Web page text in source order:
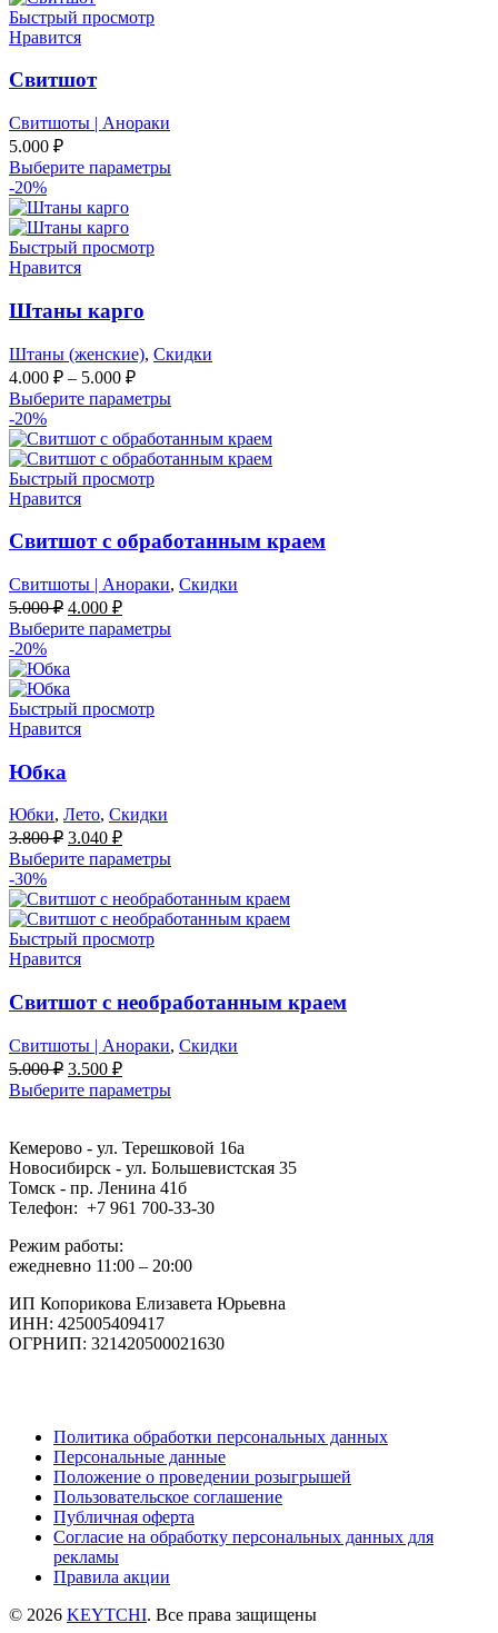
Быстрый просмотр
Нравится
Свитшот
Свитшоты | Анораки
5.000 ₽
Выберите параметры
-20%
Быстрый просмотр
Нравится
Штаны карго
Штаны (женские), Скидки
4.000 ₽ – 5.000 ₽
Выберите параметры
-20%
Быстрый просмотр
Нравится
Свитшот с обработанным краем
Свитшоты | Анораки, Скидки
5.000₽ Первоначальная
цена
составляла
5.000 ₽.
4.000 ₽Текущая
цена:
Выберите параметры
-20%
Быстрый просмотр
Нравится
Юбка
Юбки, Лето, Скидки
3.800₽ Первоначальная
цена
составляла
3.800 ₽.
3.040 ₽Текущая
цена:
Выберите параметры
-30%
Быстрый просмотр
Нравится
Свитшот с необработанным краем
Свитшоты | Анораки, Скидки
5.000₽ Первоначальная
цена
составляла
3.500 ₽Текущая
цена:
Выберите параметры
Кемерово - ул. Терешковой 16а
Новосибирск - ул. Большевистская 35
Томск - пр. Ленина 41б
Телефон: +7 961 700-33-30
Режим работы:
ежедневно 11:00 – 20:00
ИП Копорикова Елизавета Юрьевна
ИНН: 425005409417
ОГРНИП: 321420500021630
Политика обработки персональных данных
Персональные данные
Положение о проведении розыгрышей
Пользовательское соглашение
Публичная оферта
Согласие на обработку персональных данных для
рекламы
Правила акции
© 2026 KEYTCHI. Все права защищены